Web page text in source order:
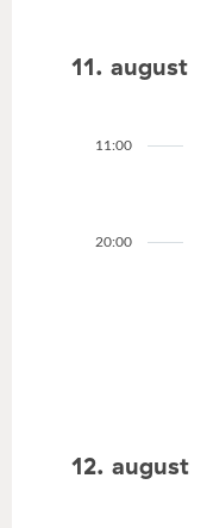
11. august
11:00
20:00
12. august